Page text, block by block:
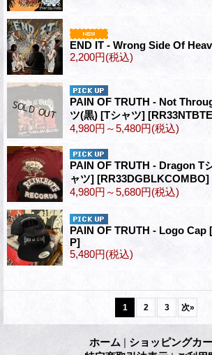
END IT - Wrong Side Of
2,200円(税込)
PAIN OF TRUTH - Not
ツ(黒) [Tシャツ]
4,980円～5,480円(税込)
PAIN OF TRUTH - Dragon T
ャツ] [RR33DGBLKCOMBO]
4,980円～5,680円(税込)
PAIN OF TRUTH - Logo Cap
P]
5,480円(税込)
1 2 3 次»
ホーム | ショッピングカ